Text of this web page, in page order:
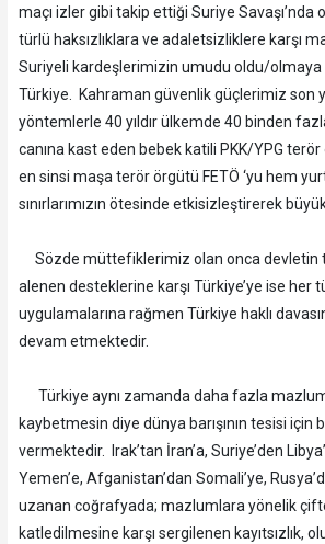
maçı izler gibi takip ettiği Suriye Savaşı’nda
türlü haksızlıklara ve adaletsizliklere karşı
Suriyeli kardeşlerimizin umudu oldu/
Türkiye. Kahraman güvenlik güçlerimiz son
yöntemlerle 40 yıldır ülkemde 40 binden
canına kast eden bebek katili PKK/YPG terör
en sinsi maşa terör örgütü FETÖ ‘yu hem
sınırlarımızın ötesinde etkisizleştirerek
Sözde müttefiklerimiz olan onca devletin
alenen desteklerine karşı Türkiye’ye ise her
uygulamalarına rağmen Türkiye haklı
devam etmektedir.
Türkiye aynı zamanda daha fazla mazlum
kaybetmesin diye dünya barışının tesisi için
vermektedir. Irak’tan İran’a, Suriye’den
Yemen’e, Afganistan’dan Somali’ye,
uzanan coğrafyada; mazlumlara yönelik
katledilmesine karşı sergilenen kayıtsızlık,